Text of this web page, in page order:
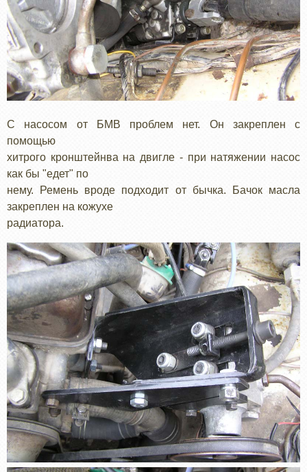
С насосом от БМВ проблем нет. Он закреплен с
помощью
хитрого кронштейнва на двигле - при натяжении насос
как бы "едет" по
нему. Ремень вроде подходит от бычка. Бачок масла
закреплен на кожухе
радиатора.